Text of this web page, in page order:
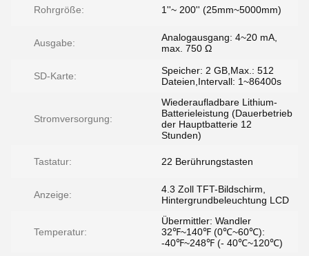
Rohrgröße: 1''~ 200'' (25mm~5000mm)
Ausgabe:
Analogausgang: 4~20 mA,
max. 750 Ω
SD-Karte:
Speicher: 2 GB,Max.: 512
Dateien,Intervall: 1~86400s
Stromversorgung:
Wiederaufladbare Lithium-
Batterieleistung (Dauerbetrieb
der Hauptbatterie 12
Stunden)
Tastatur: 22 Berührungstasten
Anzeige:
4.3 Zoll TFT-Bildschirm,
Hintergrundbeleuchtung LCD
Temperatur:
Übermittler: Wandler
32℉~140℉ (0℃~60℃):
-40℉~248℉ (- 40℃~120℃)